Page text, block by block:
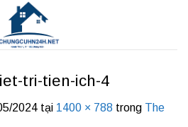
tri-tien-ich-4
2024 tại 1400 × 788 trong The